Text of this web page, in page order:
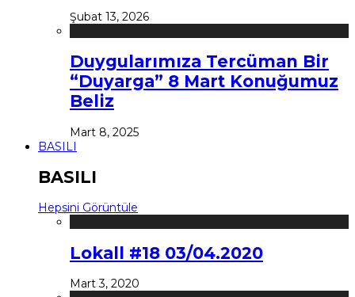
Şubat 13, 2026
Duygularımıza Tercüman Bir
“Duyarga” 8 Mart Konuğumuz
Beliz
Mart 8, 2025
BASILI
BASILI
Hepsini Görüntüle
Lokall #18 03/04.2020
Mart 3, 2020